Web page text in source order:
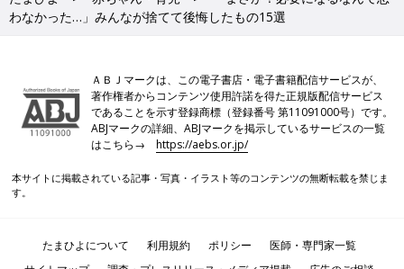
わなかった…」みんなが捨てて後悔したもの15選
ＡＢＪマークは、この電子書店・電子書籍配信サービスが、
著作権者からコンテンツ使用許諾を得た正規版配信サービス
であることを示す登録商標（登録番号 第11091000号）です。
ABJマークの詳細、ABJマークを掲示しているサービスの一覧
はこちら→https://aebs.or.jp/
本サイトに掲載されている記事・写真・イラスト等のコンテンツの無断転載を禁じま
す。
たまひよについて 利用規約 ポリシー
医師・専門家一覧